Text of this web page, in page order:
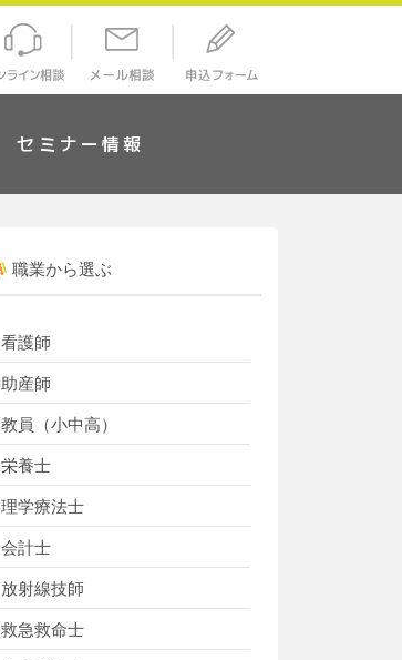
セミナー情報
職業から選ぶ
看護師
助産師
教員（小中高）
栄養士
理学療法士
会計士
放射線技師
救急救命士